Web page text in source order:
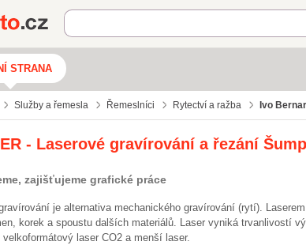
Najisto.cz
STRANA
Služby a řemesla Řemeslníci Rytectví a ražba Ivo
- Laserové gravírování a řezání
zajišťujeme grafické práce
je alternativa mechanického gravírování (rytí).
korek a spoustu dalších materiálů. Laser vyniká trvanlivostí
laser CO2 a menší laser.